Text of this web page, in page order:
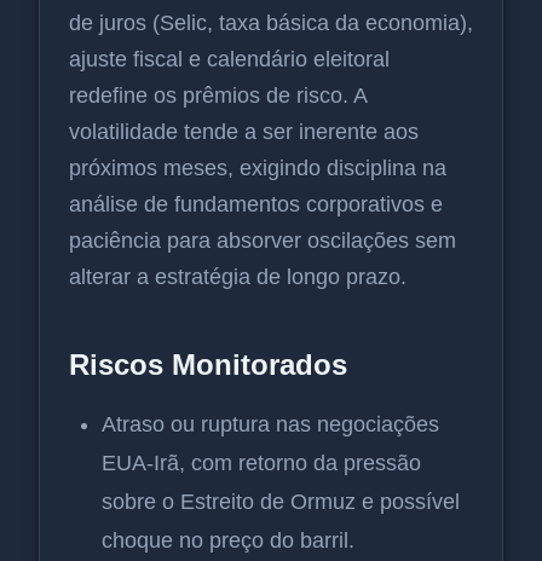
de juros (Selic, taxa básica da economia),
ajuste fiscal e calendário eleitoral
redefine os prêmios de risco. A
volatilidade tende a ser inerente aos
próximos meses, exigindo disciplina na
análise de fundamentos corporativos e
paciência para absorver oscilações sem
alterar a estratégia de longo prazo.
Riscos Monitorados
Atraso ou ruptura nas negociações
EUA-Irã, com retorno da pressão
sobre o Estreito de Ormuz e possível
choque no preço do barril.